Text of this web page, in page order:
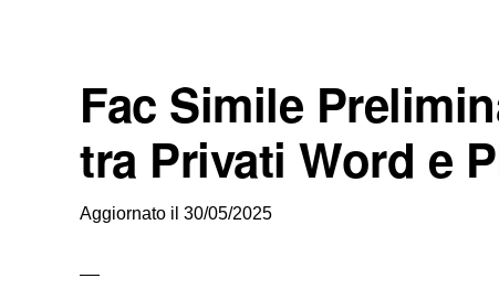
Fac Simile
tra Privati Word e
Aggiornato il 30/05/2025